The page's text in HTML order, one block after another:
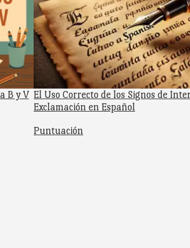
B y V El Uso Correcto de los Signos de
Exclamación en Español
Respecto a
Puntuación